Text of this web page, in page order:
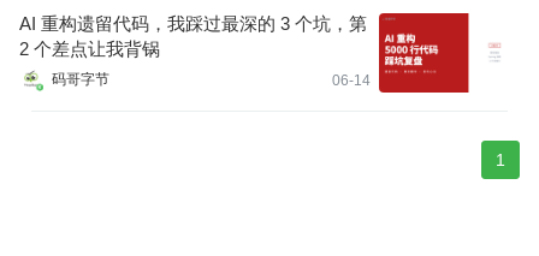
AI 重构遗留代码，我踩过最深的 3 个坑，第
2 个差点让我背锅
码哥字节 06-14
1